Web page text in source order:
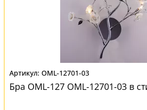
OML-12701-03
Бра OML-127 OML-12701-03 в